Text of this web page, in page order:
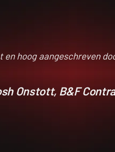
en hoog aangeschreven
Onstott, B&F